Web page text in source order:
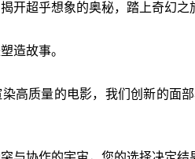
开超乎想象的奥秘，踏上奇幻之
造故事。
高质量的电影，我们创新的面